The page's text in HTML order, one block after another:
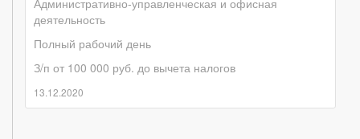
Административно-управленческая и офисная
деятельность
Полный рабочий день
З/п от 100 000 руб. до вычета налогов
13.12.2020